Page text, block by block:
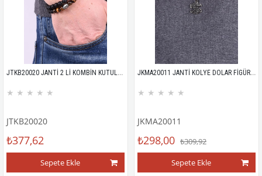
JTKB20020 JANTİ 2 Lİ KOMBİN KUTULU BİLEKLİK
★ ★ ★ ★ ★
JTKB20020
₺377,62
Sepete Ekle
JKMA20011 JANTİ KOLYE DOLAR FİGÜRLÜ
★ ★ ★ ★ ★
JKMA20011
₺298,00 ₺309,92
Sepete Ekle